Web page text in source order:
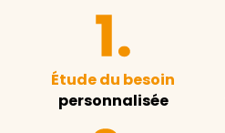
Étude du besoin
personnalisée